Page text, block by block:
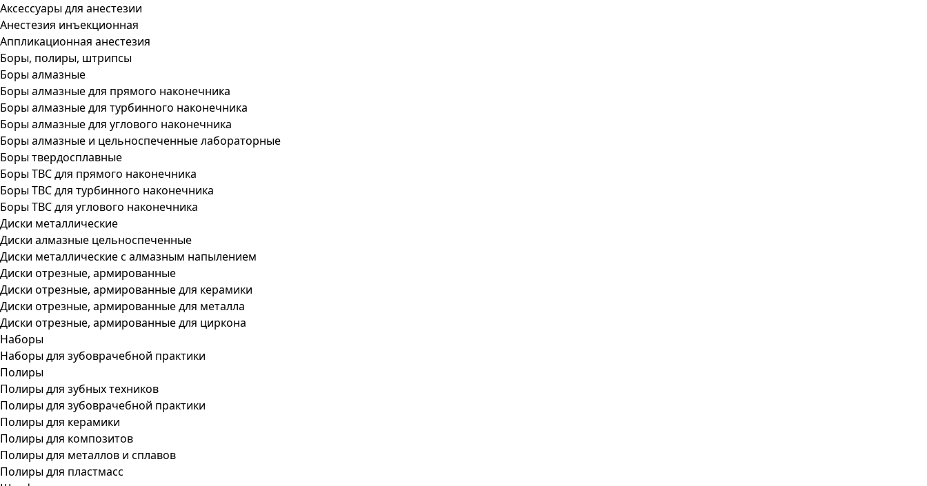
Аксессуары для анестезии
Анестезия инъекционная
Аппликационная анестезия
Боры, полиры, штрипсы
Боры алмазные
Боры алмазные для прямого наконечника
Боры алмазные для турбинного наконечника
Боры алмазные для углового наконечника
Боры алмазные и цельноспеченные лабораторные
Боры твердосплавные
Боры ТВС для прямого наконечника
Боры ТВС для турбинного наконечника
Боры ТВС для углового наконечника
Диски металлические
Диски алмазные цельноспеченные
Диски металлические с алмазным напылением
Диски отрезные, армированные
Диски отрезные, армированные для керамики
Диски отрезные, армированные для металла
Диски отрезные, армированные для циркона
Наборы
Наборы для зубоврачебной практики
Полиры
Полиры для зубных техников
Полиры для зубоврачебной практики
Полиры для керамики
Полиры для композитов
Полиры для металлов и сплавов
Полиры для пластмасс